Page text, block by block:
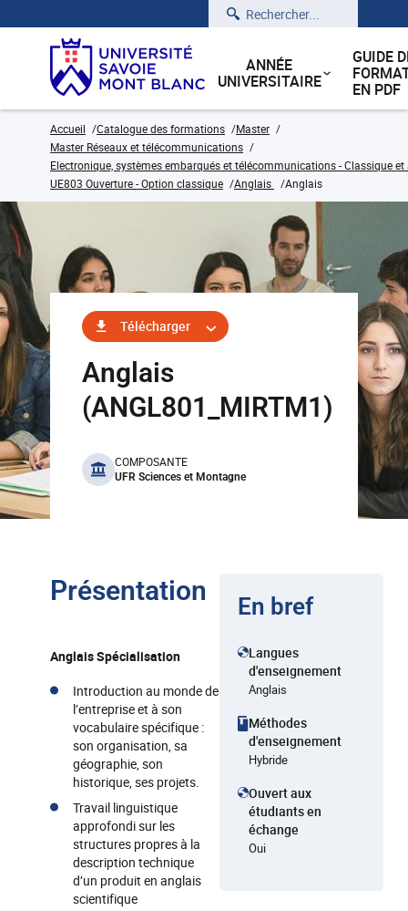
Rechercher
ANNÉE
UNIVERSITAIRE
GUIDE
EN PDF
Accueil Catalogue des formations
Master
Master Réseaux et télécommunications
Electronique, systèmes embarqués et télécommunications - Classique
UE803 Ouverture - Option classique
Anglais Anglais
Télécharger
Anglais
(ANGL801_MIRTM1)
benefits
COMPOSANTE
UFR Sciences et Montagne
Présentation
Anglais Spécialisation
Introduction au monde de
l’entreprise et à son
vocabulaire spécifique :
son organisation, sa
géographie, son
historique, ses projets.
Travail linguistique
approfondi sur les
structures propres à la
description technique
d’un produit en anglais
scientifique
En bref
Langues
d'enseignement
Anglais
Méthodes
d'enseignement
Hybride
Ouvert aux
étudiants en
échange
Oui